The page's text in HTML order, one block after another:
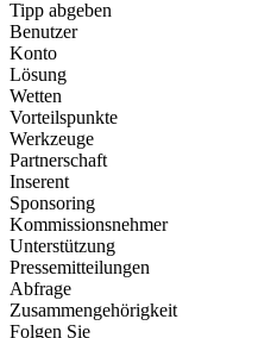
Tipp abgeben
Benutzer
Konto
Lösung
Wetten
Vorteilspunkte
Werkzeuge
Partnerschaft
Inserent
Sponsoring
Kommissionsnehmer
Unterstützung
Pressemitteilungen
Abfrage
Zusammengehörigkeit
Folgen Sie